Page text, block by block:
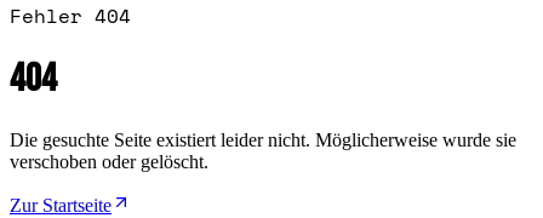
Fehler 404
404
Die gesuchte Seite existiert leider nicht. Möglicherweise wurde sie
verschoben oder gelöscht.
Zur Startseite